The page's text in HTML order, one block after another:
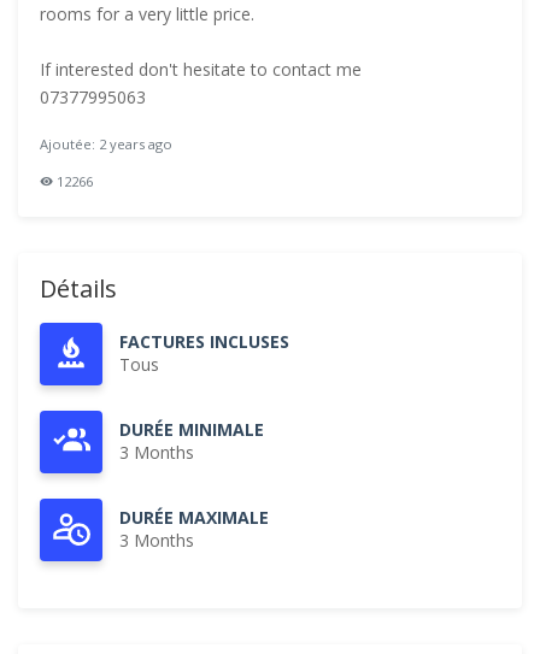
rooms for a very little price.
If interested don't hesitate to contact me
07377995063
Ajoutée: 2 years ago
12266
Détails
FACTURES INCLUSES
Tous
DURÉE MINIMALE
3 Months
DURÉE MAXIMALE
3 Months